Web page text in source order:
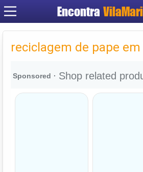
Encontra
Cadastrar
Criar conta
reciclagem de pape